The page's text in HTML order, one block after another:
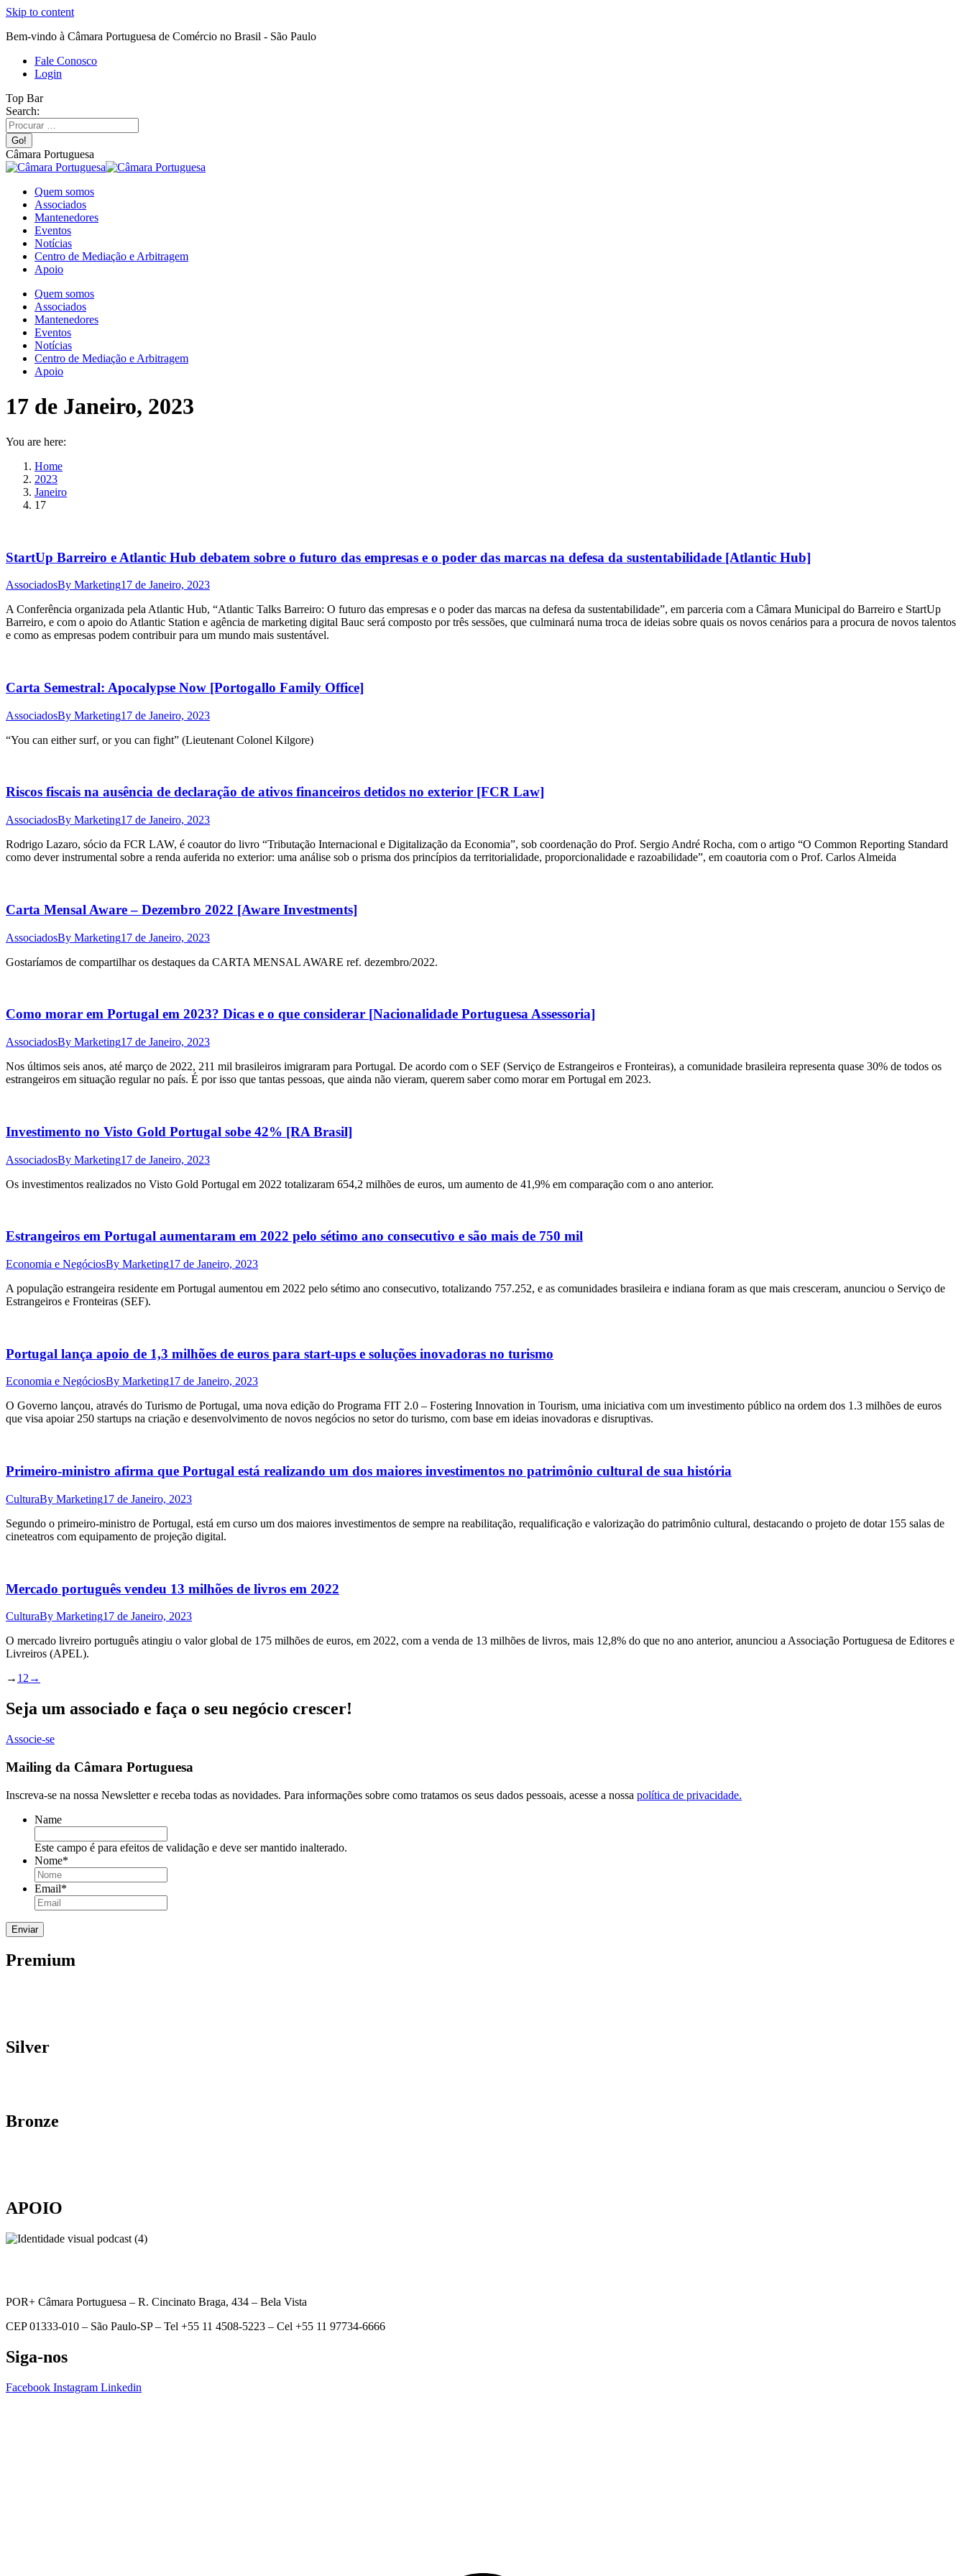
Skip to content
Bem-vindo à Câmara Portuguesa de Comércio no Brasil - São Paulo
Fale Conosco
Login
Top Bar
Search:
Câmara Portuguesa
Quem somos
Associados
Mantenedores
Eventos
Notícias
Centro de Mediação e Arbitragem
Apoio
Quem somos
Associados
Mantenedores
Eventos
Notícias
Centro de Mediação e Arbitragem
Apoio
17 de Janeiro, 2023
You are here:
Home
2023
Janeiro
17
StartUp Barreiro e Atlantic Hub debatem sobre o futuro das empresas e o poder das marcas na defesa da sustentabilidade [Atlantic Hub]
AssociadosBy Marketing17 de Janeiro, 2023
A Conferência organizada pela Atlantic Hub, “Atlantic Talks Barreiro: O futuro das empresas e o poder das marcas na defesa da sustentabilidade”, em parceria com a Câmara Municipal do Barreiro e StartUp
Barreiro, e com o apoio do Atlantic Station e agência de marketing digital Bauc será composto por três sessões, que culminará numa troca de ideias sobre quais os novos cenários para a procura de novos talentos
e como as empresas podem contribuir para um mundo mais sustentável.
Carta Semestral: Apocalypse Now [Portogallo Family Office]
AssociadosBy Marketing17 de Janeiro, 2023
“You can either surf, or you can fight” (Lieutenant Colonel Kilgore)
Riscos fiscais na ausência de declaração de ativos financeiros detidos no exterior [FCR Law]
AssociadosBy Marketing17 de Janeiro, 2023
Rodrigo Lazaro, sócio da FCR LAW, é coautor do livro “Tributação Internacional e Digitalização da Economia”, sob coordenação do Prof. Sergio André Rocha, com o artigo “O Common Reporting Standard
como dever instrumental sobre a renda auferida no exterior: uma análise sob o prisma dos princípios da territorialidade, proporcionalidade e razoabilidade”, em coautoria com o Prof. Carlos Almeida
Carta Mensal Aware – Dezembro 2022 [Aware Investments]
AssociadosBy Marketing17 de Janeiro, 2023
Gostaríamos de compartilhar os destaques da CARTA MENSAL AWARE ref. dezembro/2022.
Como morar em Portugal em 2023? Dicas e o que considerar [Nacionalidade Portuguesa Assessoria]
AssociadosBy Marketing17 de Janeiro, 2023
Nos últimos seis anos, até março de 2022, 211 mil brasileiros imigraram para Portugal. De acordo com o SEF (Serviço de Estrangeiros e Fronteiras), a comunidade brasileira representa quase 30% de todos os
estrangeiros em situação regular no país. É por isso que tantas pessoas, que ainda não vieram, querem saber como morar em Portugal em 2023.
Investimento no Visto Gold Portugal sobe 42% [RA Brasil]
AssociadosBy Marketing17 de Janeiro, 2023
Os investimentos realizados no Visto Gold Portugal em 2022 totalizaram 654,2 milhões de euros, um aumento de 41,9% em comparação com o ano anterior.
Estrangeiros em Portugal aumentaram em 2022 pelo sétimo ano consecutivo e são mais de 750 mil
Economia e NegóciosBy Marketing17 de Janeiro, 2023
A população estrangeira residente em Portugal aumentou em 2022 pelo sétimo ano consecutivo, totalizando 757.252, e as comunidades brasileira e indiana foram as que mais cresceram, anunciou o Serviço de
Estrangeiros e Fronteiras (SEF).
Portugal lança apoio de 1,3 milhões de euros para start-ups e soluções inovadoras no turismo
Economia e NegóciosBy Marketing17 de Janeiro, 2023
O Governo lançou, através do Turismo de Portugal, uma nova edição do Programa FIT 2.0 – Fostering Innovation in Tourism, uma iniciativa com um investimento público na ordem dos 1.3 milhões de euros
que visa apoiar 250 startups na criação e desenvolvimento de novos negócios no setor do turismo, com base em ideias inovadoras e disruptivas.
Primeiro-ministro afirma que Portugal está realizando um dos maiores investimentos no patrimônio cultural de sua história
CulturaBy Marketing17 de Janeiro, 2023
Segundo o primeiro-ministro de Portugal, está em curso um dos maiores investimentos de sempre na reabilitação, requalificação e valorização do patrimônio cultural, destacando o projeto de dotar 155 salas de
cineteatros com equipamento de projeção digital.
Mercado português vendeu 13 milhões de livros em 2022
CulturaBy Marketing17 de Janeiro, 2023
O mercado livreiro português atingiu o valor global de 175 milhões de euros, em 2022, com a venda de 13 milhões de livros, mais 12,8% do que no ano anterior, anunciou a Associação Portuguesa de Editores e
Livreiros (APEL).
→ 1 2 →
Seja um associado e faça o seu negócio crescer!
Associe-se
Mailing da Câmara Portuguesa
Inscreva-se na nossa Newsletter e receba todas as novidades. Para informações sobre como tratamos os seus dados pessoais, acesse a nossa política de privacidade.
Name
Este campo é para efeitos de validação e deve ser mantido inalterado.
Nome*
Email*
Premium
Silver
Bronze
APOIO
POR+ Câmara Portuguesa – R. Cincinato Braga, 434 – Bela Vista
CEP 01333-010 – São Paulo-SP – Tel +55 11 4508-5223 – Cel +55 11 97734-6666
Siga-nos
Facebook Instagram Linkedin